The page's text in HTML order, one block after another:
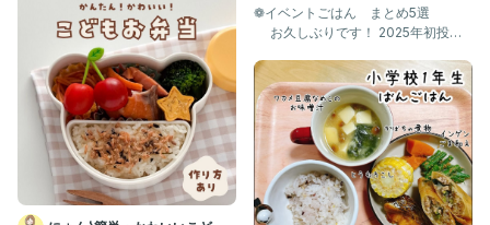
児食 取り分けレシピ
❁イベントごはん まとめ5選
お久しぶりです！ 2025年初投稿